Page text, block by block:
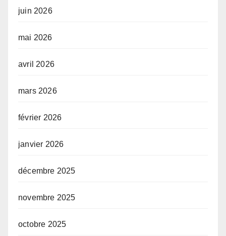
juin 2026
mai 2026
avril 2026
mars 2026
février 2026
janvier 2026
décembre 2025
novembre 2025
octobre 2025